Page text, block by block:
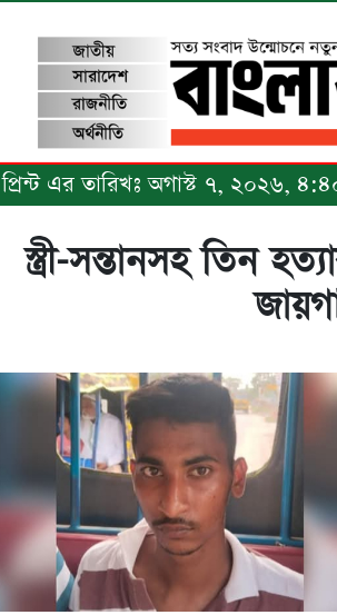
প্রিন্ট এর তারিখঃ অগাস্ট ৭, ২০২৬,
স্ত্রী-সন্তানসহ তিন